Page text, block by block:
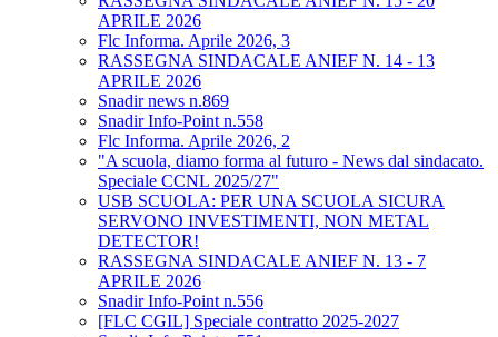
APRILE 2026
Flc Informa. Aprile 2026, 3
RASSEGNA SINDACALE ANIEF N. 14 - 13
APRILE 2026
Snadir news n.869
Snadir Info-Point n.558
Flc Informa. Aprile 2026, 2
"A scuola, diamo forma al futuro - News dal sindacato.
Speciale CCNL 2025/27"
USB SCUOLA: PER UNA SCUOLA SICURA
SERVONO INVESTIMENTI, NON METAL
DETECTOR!
RASSEGNA SINDACALE ANIEF N. 13 - 7
APRILE 2026
Snadir Info-Point n.556
[FLC CGIL] Speciale contratto 2025-2027